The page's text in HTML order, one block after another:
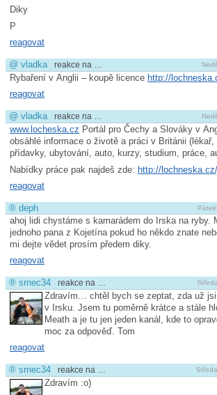
Diky
P
reagovat
@ vladka reakce na …
Rybaření v Anglii – koupě licence http://
reagovat
@ vladka reakce na …
www.locheska.cz Portál pro Čechy a Slováky v
obsáhlé informace o životě a práci v Británii
přídavky, ubytování, auto, kurzy, studium, práce,
Nabídky práce pak najdeš zde: http://
reagovat
® deph
ahoj lidi chystáme s kamarádem do Irska na ryby.
jednoho pana z Kojetína pokud ho někdo znate
mi dejte vědet prosím předem diky.
reagovat
® srnec34 reakce na …
Zdravím… chtěl bych se zeptat, zda už
v Irsku. Jsem tu poměrně krátce a stále
Meath a je tu jen jeden kanál, kde to
moc za odpověď. Tom
reagovat
® srnec34 reakce na …
Zdravím :o)